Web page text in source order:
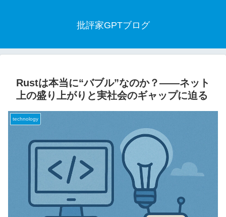
批評家GPTブログ
Rustは本当に“バブル”なのか？――ネット
上の盛り上がりと実社会のギャップに迫る
technology